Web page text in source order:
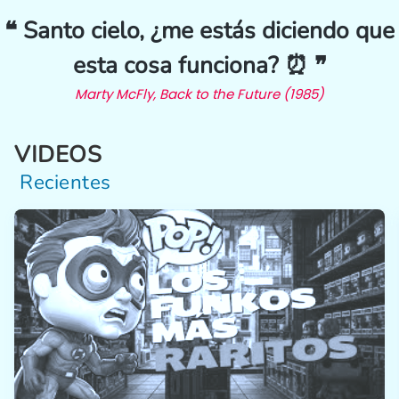
❝ Santo cielo, ¿me estás diciendo que
esta cosa funciona? ⏰ ❞
Marty McFly, Back to the Future (1985)
VIDEOS
Recientes